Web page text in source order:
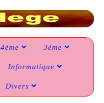
4ème 3ème
Informatique
Divers